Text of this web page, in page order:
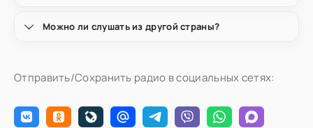
Можно ли слушать из другой страны?
Отправить/Сохранить радио в социальных сетях: